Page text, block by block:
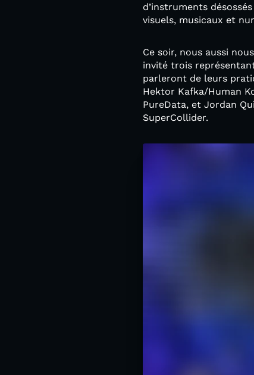
d’instruments
visuels, musicaux et
Ce soir, nous aussi
invité trois
parleront de leurs
Hektor Kafka/Human
PureData, et Jordan
SuperCollider.